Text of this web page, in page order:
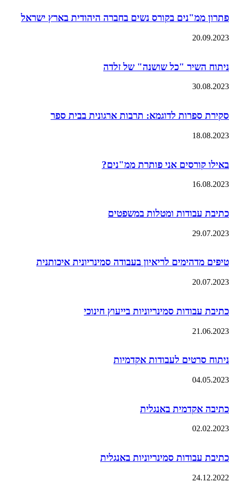
פתרון ממ"נים בקורס נשים בחברה היהודית בארץ ישראל
20.09.2023
ניתוח השיר "כל שושנה" של זלדה
30.08.2023
סקירת ספרות לדוגמא: תרבות ארגונית בבית ספר
18.08.2023
באילו קורסים אני פותרת ממ"נים?
16.08.2023
כתיבת עבודות ומטלות במשפטים
29.07.2023
טיפים מדהימים לריאיון בעבודה סמינריונית איכותנית
20.07.2023
כתיבת עבודות סמינריוניות בייעוץ חינוכי
21.06.2023
ניתוח סרטים לעבודות אקדמיות
04.05.2023
כתיבה אקדמית באנגלית
02.02.2023
כתיבת עבודות סמינריוניות באנגלית
24.12.2022